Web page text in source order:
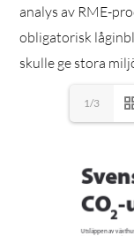
analys av RME-
obligatorisk
skulle ge stora
1/3